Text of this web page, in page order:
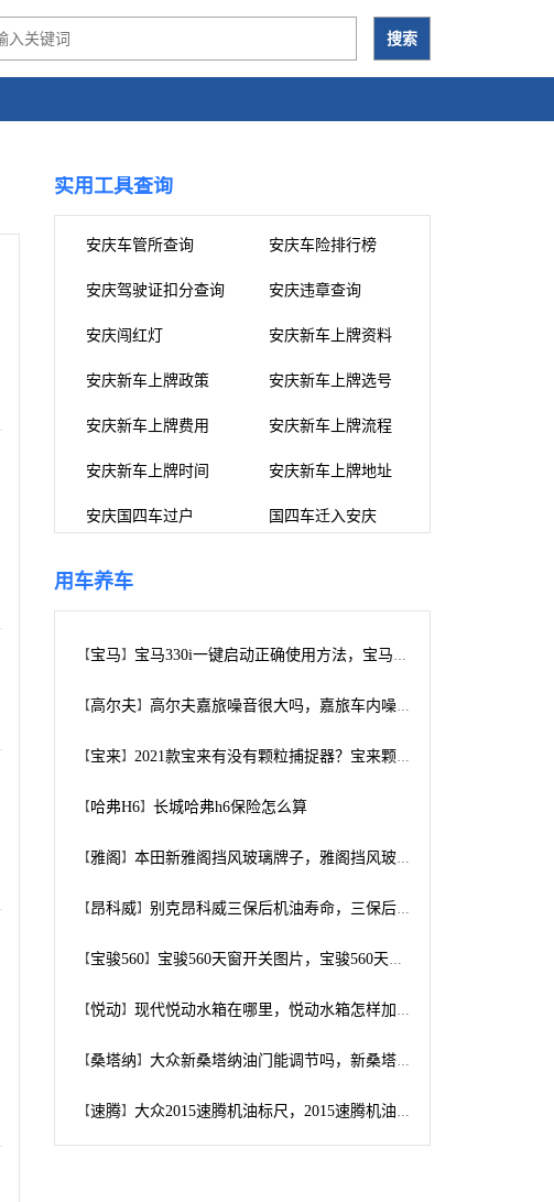
实用工具查询
安庆车管所查询 安庆车险排行榜
安庆驾驶证扣分查询 安庆违章查询
安庆闯红灯 安庆新车上牌资料
安庆新车上牌政策 安庆新车上牌选号
安庆新车上牌费用 安庆新车上牌流程
安庆新车上牌时间 安庆新车上牌地址
安庆国四车过户 国四车迁入安庆
用车养车
【宝马】 宝马330i一键启动正确使用方法，宝马330i一键启动说明书
【高尔夫】 高尔夫嘉旅噪音很大吗，嘉旅车内噪音测试
【宝来】 2021款宝来有没有颗粒捕捉器？宝来颗粒捕捉器堵塞吗
【哈弗H6】 长城哈弗h6保险怎么算
【雅阁 】 本田新雅阁挡风玻璃牌子，雅阁挡风玻璃多少钱
【昂科威】 别克昂科威三保后机油寿命，三保后机油多久需要更换
【宝骏560】 宝骏560天窗开关图片，宝骏560天窗怎么开
【悦动】 现代悦动水箱在哪里，悦动水箱怎样加水
【桑塔纳】 大众新桑塔纳油门能调节吗，新桑塔纳油门怎么调
【速腾】 大众2015速腾机油标尺，2015速腾机油尺怎么看